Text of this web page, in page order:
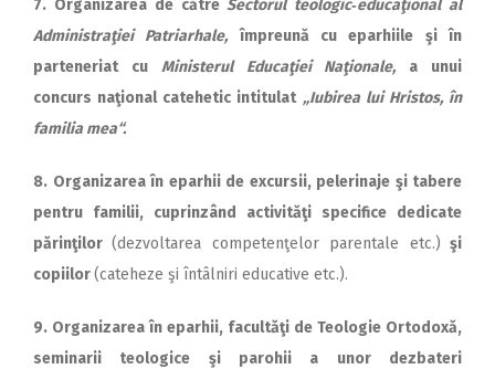
7. Organizarea de cătreSectorul teologic‑educaţional al
Administraţiei Patriarhale,împreună cu eparhiile şi în
parteneriat cu Ministerul Educaţiei Naţionale,a unui
concurs naţional catehetic intitulat „Iubirea lui Hristos, în
familia mea“.
8. Organizarea în eparhii de excursii, pelerinaje şi tabere
pentru familii, cuprinzând activităţi specifice dedicate
părinţilor(dezvoltarea competenţelor parentale etc.) şi
copiilor(cateheze şi întâlniri educative etc.).
9. Organizarea în eparhii, facultăţi de Teologie Ortodoxă,
seminarii teologice şi parohii a unor dezba­teri